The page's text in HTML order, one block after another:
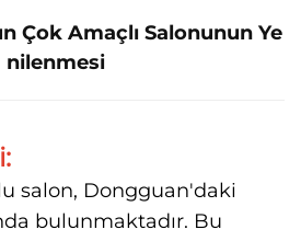
Çok Amaçlı Salonunun Ye
nilenmesi
salon, Dongguan'daki
bulunmaktadır. Bu